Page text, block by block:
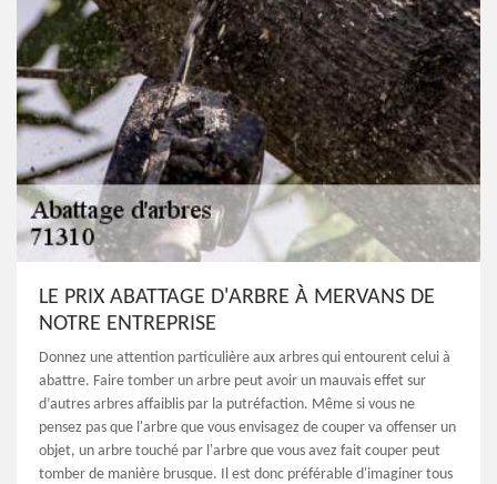
LE PRIX ABATTAGE D'ARBRE À MERVANS DE
NOTRE ENTREPRISE
Donnez une attention particulière aux arbres qui entourent celui à
abattre. Faire tomber un arbre peut avoir un mauvais effet sur
d’autres arbres affaiblis par la putréfaction. Même si vous ne
pensez pas que l'arbre que vous envisagez de couper va offenser un
objet, un arbre touché par l'arbre que vous avez fait couper peut
tomber de manière brusque. Il est donc préférable d'imaginer tous